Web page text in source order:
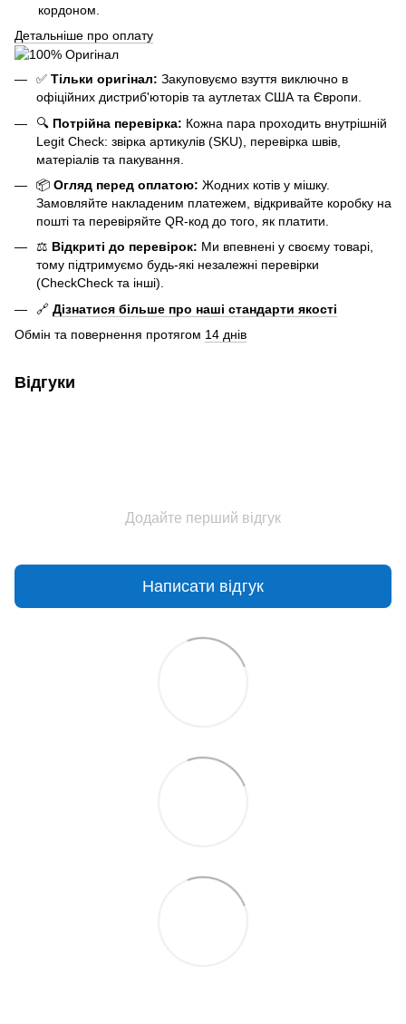
кордоном.
Детальніше про оплату
✅ Тільки оригінал: Закуповуємо взуття виключно в
офіційних дистриб'юторів та аутлетах США та Європи.
🔍 Потрійна перевірка: Кожна пара проходить внутрішній
Legit Check: звірка артикулів (SKU), перевірка швів,
матеріалів та пакування.
📦 Огляд перед оплатою: Жодних котів у мішку.
Замовляйте накладеним платежем, відкривайте коробку на
пошті та перевіряйте QR-код до того, як платити.
⚖️ Відкриті до перевірок: Ми впевнені у своєму товарі,
тому підтримуємо будь-які незалежні перевірки
(CheckCheck та інші).
🔗 Дізнатися більше про наші стандарти якості
Обмін та повернення протягом 14 днів
Відгуки
Додайте перший відгук
Написати відгук